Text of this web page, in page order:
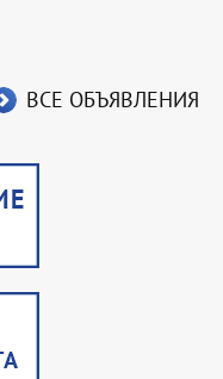
ВСЕ ОБЪЯВЛЕНИЯ